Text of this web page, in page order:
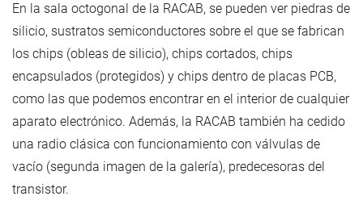
En la sala octogonal de la RACAB, se pueden ver piedras de
silicio, sustratos semiconductores sobre el que se fabrican
los chips (obleas de silicio), chips cortados, chips
encapsulados (protegidos) y chips dentro de placas PCB,
como las que podemos encontrar en el interior de cualquier
aparato electrónico. Además, la RACAB también ha cedido
una radio clásica con funcionamiento con válvulas de
vacío (segunda imagen de la galería), predecesoras del
transistor.